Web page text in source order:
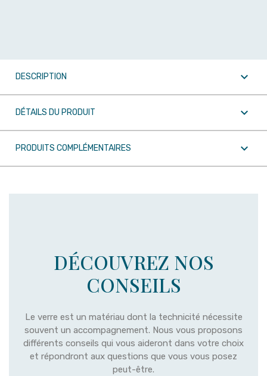
DESCRIPTION 
DÉTAILS DU PRODUIT 
PRODUITS COMPLÉMENTAIRES 
DÉCOUVREZ NOS
CONSEILS
Le verre est un matériau dont la technicité nécessite
souvent un accompagnement. Nous vous proposons
différents conseils qui vous aideront dans votre choix
et répondront aux questions que vous vous posez
peut-être.